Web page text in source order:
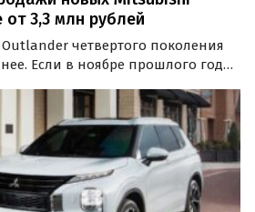
3,3 млн рублей
четвертого поколения
Если в ноябре прошлого года
сейчас в продаже есть и
цены на которые на одном из…